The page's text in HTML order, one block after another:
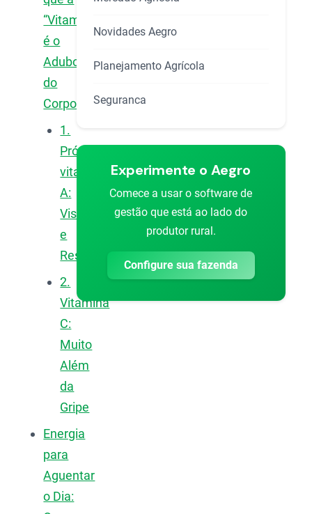
“Vitamina”
é o
Adubo
do
Corpo?
1.
Pró-
vitamina
A:
Visão
e
Resistência
2.
Vitamina
C:
Muito
Além
da
Gripe
Energia
para
Aguentar
o Dia:
Novidades Aegro
Planejamento Agrícola
Seguranca
Experimente o Aegro
Comece a usar o software de
gestão que está ao lado do
produtor rural.
Configure sua fazenda